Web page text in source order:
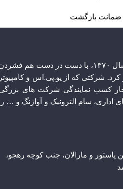
شرکت آذر بسامد در مهرماه سال ۱۳۷۰، با دست در دست هم
شرکتی که از یو.پی.اس و
کسب نمایندگی شرکت های
اداری، سام الترونیک و آواژنگ و …
پاستور و مارالان، جنب کوچه رهجو،